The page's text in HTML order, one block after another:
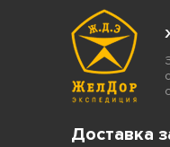
Доставка